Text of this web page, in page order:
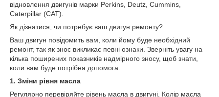
відновлення двигунів марки Perkins, Deutz, Cummins,
Caterpillar (CAT).
Як дізнатися, чи потребує ваш двигун ремонту?
Ваш двигун повідомить вам, коли йому буде необхідний
ремонт, так як знос викликає певні ознаки. Зверніть увагу на
кілька поширених показників надмірного зносу, щоб знати,
коли вам буде потрібна допомога.
1. Зміни рівня масла
Регулярно перевіряйте рівень масла в двигуні. Колір масла